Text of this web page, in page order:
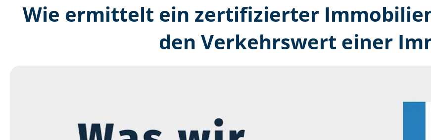
Wie ermittelt ein zertifizierter
den Verkehrswert einer